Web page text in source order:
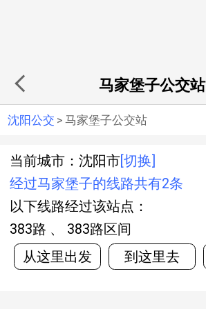
马家堡子公交站
沈阳公交 > 马家堡子公交站
当前城市：沈阳市 [切换]
经过马家堡子的线路共有2条
以下线路经过该站点：
383路 、 383路区间
从这里出发
到这里去